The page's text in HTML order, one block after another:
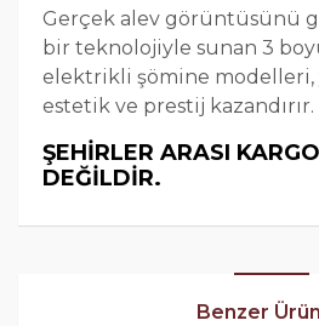
Gerçek alev görüntüsünü
bir teknolojiyle sunan 3
elektrikli şömine modelleri,
estetik ve prestij kazandırır.
ŞEHİRLER ARASI
DEĞİLDİR.
Benzer